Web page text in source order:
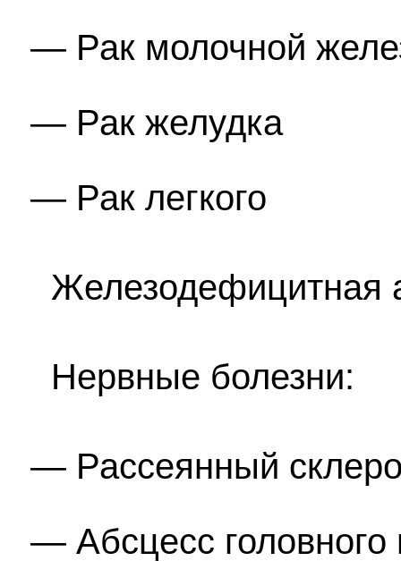
Рак молочной
Рак желудка
Рак легкого
Железодефицитная
Нервные болезни:
Рассеянный
Абсцесс головного